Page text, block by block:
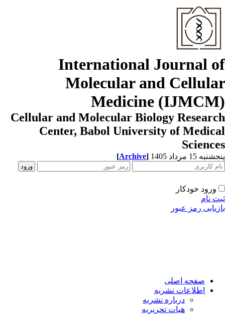
International Journal
Molecular and
Medicine
Cellular and Molecular Biology
Center, Babol University of
15 مرداد 1405 [Archive]
ورود خودکار
نام
رمز عبور
صفحه اصلی
اطلاعات نشریه
درباره نشریه
هیات تحریریه